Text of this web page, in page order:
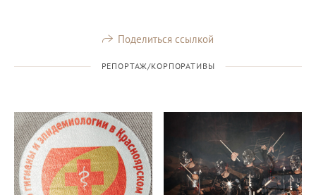
Поделиться ссылкой
РЕПОРТАЖ/КОРПОРАТИВЫ